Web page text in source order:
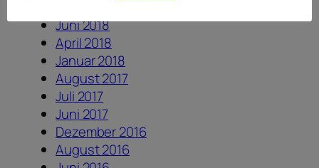
Juni 2018
April 2018
Januar 2018
August 2017
Juli 2017
Juni 2017
Dezember 2016
August 2016